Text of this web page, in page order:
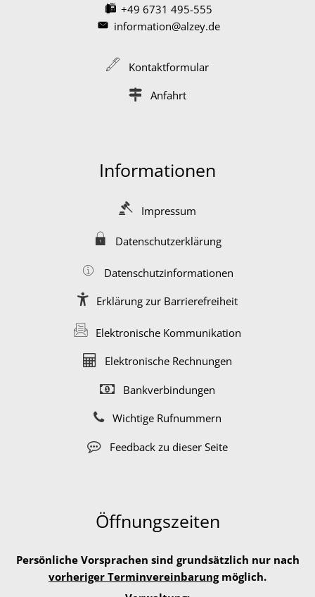
+49 6731 495-555
information@alzey.de
Kontaktformular
Anfahrt
Informationen
Impressum
Datenschutzerklärung
Datenschutzinformationen
Erklärung zur Barrierefreiheit
Elektronische Kommunikation
Elektronische Rechnungen
Bankverbindungen
Wichtige Rufnummern
Feedback zu dieser Seite
Öffnungszeiten
Persönliche Vorsprachen sind grundsätzlich nur nach
vorheriger Terminvereinbarungmöglich.